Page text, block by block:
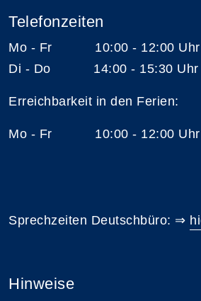
Telefonzeiten
Mo - Fr 10:00 - 12:00 Uhr
Di - Do 14:00 - 15:30 Uhr
Erreichbarkeit in den Ferien:
Mo - Fr 10:00 - 12:00 Uhr
Sprechzeiten Deutschbüro: ⇒
Hinweise